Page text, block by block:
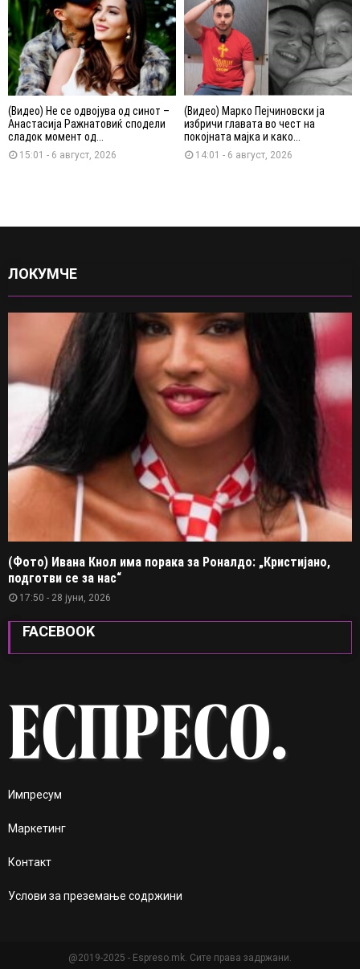
(Видео) Не се одвојува од синот –
Анастасија Ражнатовиќ сподели
сладок момент од...
15:01 - 6 август, 2026
(Видео) Марко Пејчиновски ја
избричи главата во чест на
покојната мајка и како...
14:01 - 6 август, 2026
ЛОКУМЧЕ
(Фото) Ивана Кнол има порака за Роналдо: „Кристијано,
подготви се за нас“
17:50 - 28 јуни, 2026
FACEBOOK
Импресум
Маркетинг
Контакт
Услови за преземање содржини
@2019-2025 - Espreso.mk. Сите права задржани.